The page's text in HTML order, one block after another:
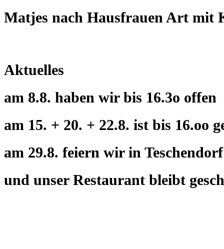
Matjes nach Hausfrauen Art mit
Aktuelles
am 8.8. haben wir bis 16.3o offen
am 15. + 20. + 22.8. ist bis 16.oo
am 29.8. feiern wir in
und unser Restaurant bleibt